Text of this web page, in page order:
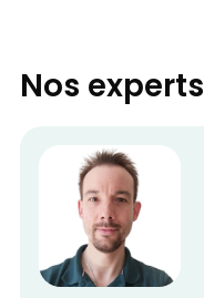
Nos experts